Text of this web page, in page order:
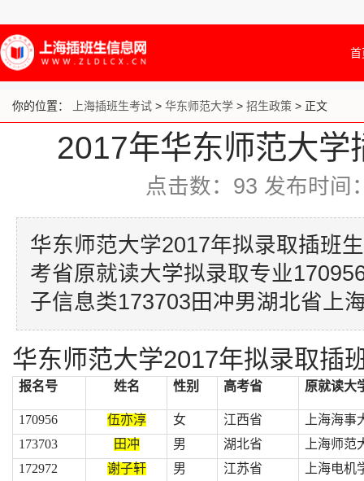
首
你的位置： 上海插班生考试 > 华东师范大学 > 招生政策 > 正文
2017年华东师范大学
点击数： 93 发布时间
华东师范大学2017年拟录取插班
考省原就读大学拟录取专业
子信息类173703田冲男湖北省上
华东师范大学2017年拟录取插
报名号 姓名 性别 高考省 原就读大
170956 伍亦淳 女 江西省
上海海事
173703
田冲 男 湖北省
上海师范
172972
谢子轩 男 江苏省
上海电机